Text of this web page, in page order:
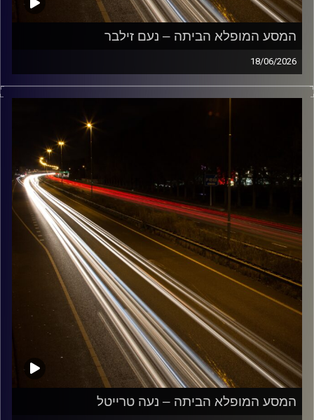
המסע המופלא הביתה – נעם זילבר
18/06/2026
מוזיקה שתלווה אותנו אחרי יום עבודה ארוך ותחזיר אותנו
הביתה בשלום נעם זילבר
קרדיט תמונות:
המסע המופלא הביתה – נעה טרייטל